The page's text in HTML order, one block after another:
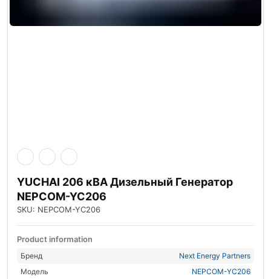
YUCHAI 206 кВА Дизельный Генератор
NEPCOM-YC206
SKU: NEPCOM-YC206
Product information
Бренд
Next Energy Partners
Модель
NEPCOM-YC206